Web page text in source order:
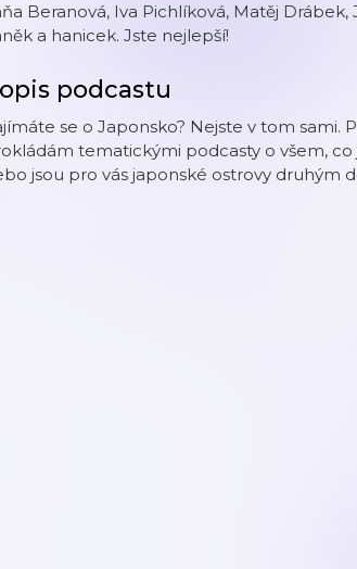
Beranová, Iva Pichlíková, Matěj
a hanicek. Jste nejlepší!
podcastu
se o Japonsko? Nejste v tom sami.
tematickými podcasty o všem,
jsou pro vás japonské ostrovy druhým